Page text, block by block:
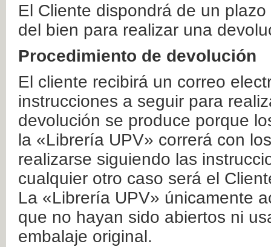
El Cliente dispondrá de un
del bien para realizar una
Procedimiento de devolución
El cliente recibirá un correo
instrucciones a seguir para
devolución se produce porque
la «Librería UPV» correrá con
realizarse siguiendo las
cualquier otro caso será el
La «Librería UPV» únicamente
que no hayan sido abiertos ni
embalaje original.